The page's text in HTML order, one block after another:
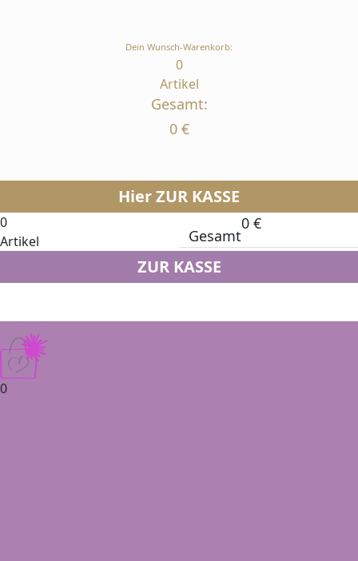
Dein Wunsch-Warenkorb:
0
Artikel
Gesamt:
0 €
Hier ZUR KASSE
0
Artikel
Gesamt
0 €
ZUR KASSE
0